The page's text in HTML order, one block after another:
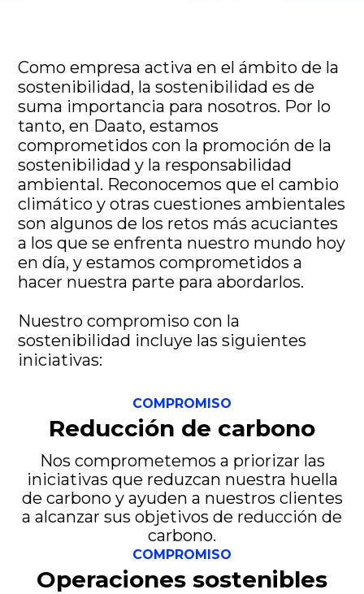
Como empresa activa en el ámbito de la
sostenibilidad, la sostenibilidad es de
suma importancia para nosotros. Por lo
tanto, en Daato, estamos
comprometidos con la promoción de la
sostenibilidad y la responsabilidad
ambiental. Reconocemos que el cambio
climático y otras cuestiones ambientales
son algunos de los retos más acuciantes
a los que se enfrenta nuestro mundo hoy
en día, y estamos comprometidos a
hacer nuestra parte para abordarlos.
Nuestro compromiso con la
sostenibilidad incluye las siguientes
iniciativas:
COMPROMISO
Reducción de carbono
Nos comprometemos a priorizar las
iniciativas que reduzcan nuestra huella
de carbono y ayuden a nuestros clientes
a alcanzar sus objetivos de reducción de
carbono.
COMPROMISO
Operaciones sostenibles